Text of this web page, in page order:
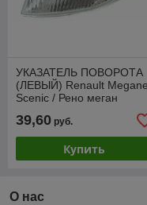
УКАЗАТЕЛЬ ПОВОРОТА
(ЛЕВЫЙ) Renault Megane
Scenic / Рено меган
39,60 руб.
Купить
О нас